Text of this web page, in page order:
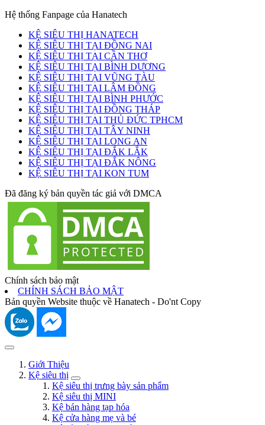
Hệ thống Fanpage của Hanatech
KỆ SIÊU THỊ HANATECH
KỆ SIÊU THỊ TẠI ĐỒNG NAI
KỆ SIÊU THỊ TẠI CẦN THƠ
KỆ SIÊU THỊ TẠI BÌNH DƯƠNG
KỆ SIÊU THỊ TẠI VŨNG TÀU
KỆ SIÊU THỊ TẠI LÂM ĐỒNG
KỆ SIÊU THỊ TẠI BÌNH PHƯỚC
KỆ SIÊU THỊ TẠI ĐỒNG THÁP
KỆ SIÊU THỊ TẠI THỦ ĐỨC TPHCM
KỆ SIÊU THỊ TẠI TÂY NINH
KỆ SIÊU THỊ TẠI LONG AN
KỆ SIÊU THỊ TẠI ĐẮK LẮK
KỆ SIÊU THỊ TẠI ĐẮK NÔNG
KỆ SIÊU THỊ TẠI KON TUM
Đã đăng ký bản quyền tác giả với DMCA
Chính sách bảo mật
CHÍNH SÁCH BẢO MẬT
Bản quyền Website thuộc về Hanatech - Do'nt Copy
Giới Thiệu
Kệ siêu thị
Kệ siêu thị trưng bày sản phẩm
Kệ siêu thị MINI
Kệ bán hàng tạp hóa
Kệ cửa hàng mẹ và bé